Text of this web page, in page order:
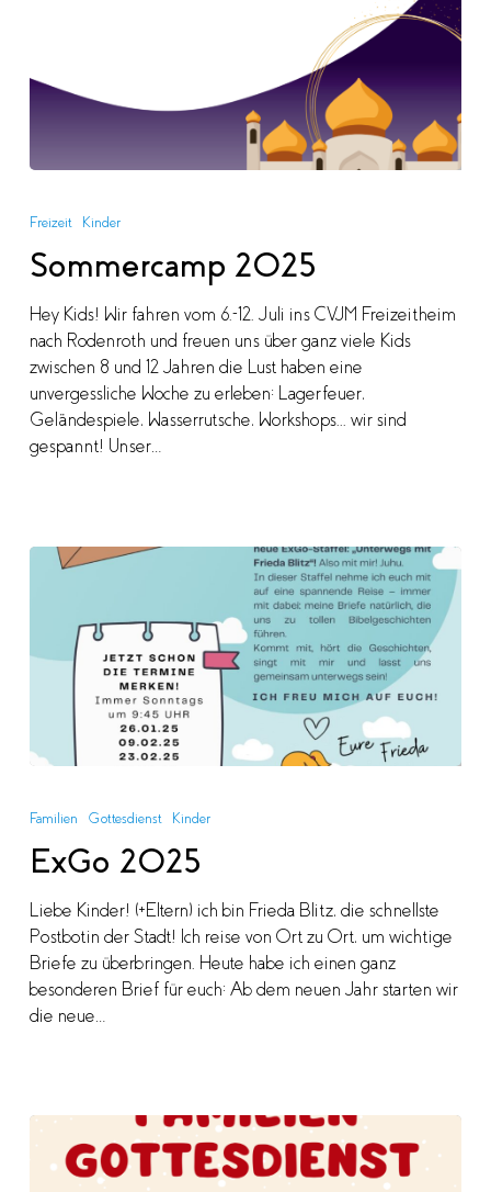
Freizeit Kinder
Sommercamp 2025
Hey Kids! Wir fahren vom 6.-12. Juli ins CVJM Freizeitheim
nach Rodenroth und freuen uns über ganz viele Kids
zwischen 8 und 12 Jahren die Lust haben eine
unvergessliche Woche zu erleben: Lagerfeuer,
Geländespiele, Wasserrutsche, Workshops... wir sind
gespannt! Unser…
Familien Gottesdienst Kinder
ExGo 2025
Liebe Kinder! (+Eltern) ich bin Frieda Blitz, die schnellste
Postbotin der Stadt! Ich reise von Ort zu Ort, um wichtige
Briefe zu überbringen. Heute habe ich einen ganz
besonderen Brief für euch: Ab dem neuen Jahr starten wir
die neue…